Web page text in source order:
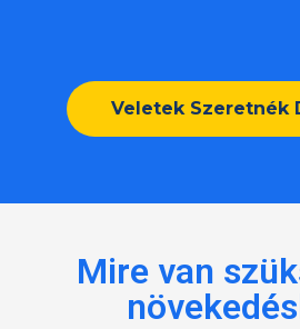
Veletek Szeretnék
Mire van